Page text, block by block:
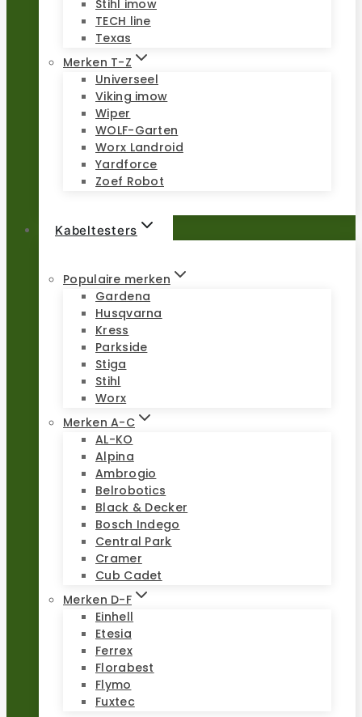
Stihl imow
TECH line
Texas
Merken T-Z
Universeel
Viking imow
Wiper
WOLF-Garten
Worx Landroid
Yardforce
Zoef Robot
Kabeltesters
Populaire merken
Gardena
Husqvarna
Kress
Parkside
Stiga
Stihl
Worx
Merken A-C
AL-KO
Alpina
Ambrogio
Belrobotics
Black & Decker
Bosch Indego
Central Park
Cramer
Cub Cadet
Merken D-F
Einhell
Etesia
Ferrex
Florabest
Flymo
Fuxtec